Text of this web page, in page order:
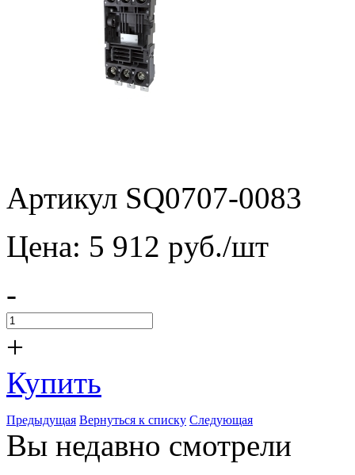
Артикул SQ0707-0083
Цена: 5 912 pуб./шт
-
+
Купить
Предыдущая Вернуться к списку Следующая
Вы недавно смотрели